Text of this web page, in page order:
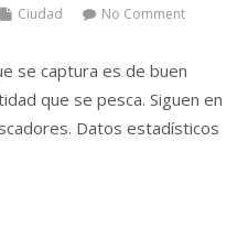
Ciudad No Comment
se captura es de buen
que se pesca. Siguen en
Datos estadísticos